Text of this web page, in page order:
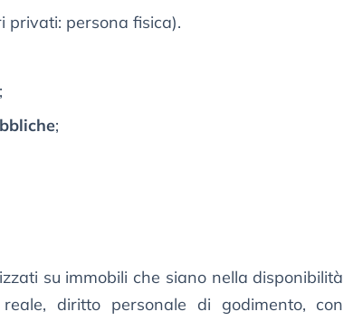
privati: persona fisica).
;
;
su immobili che siano nella disponibilità
diritto personale di godimento, con